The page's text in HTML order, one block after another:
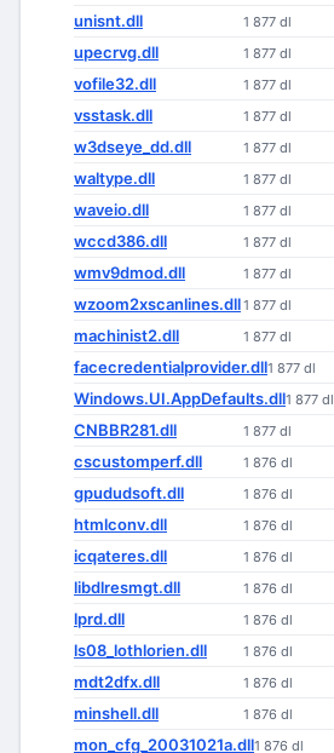
unisnt.dll 1 877 dl
upecrvg.dll 1 877 dl
vofile32.dll 1 877 dl
vsstask.dll 1 877 dl
w3dseye_dd.dll 1 877 dl
waltype.dll 1 877 dl
waveio.dll 1 877 dl
wccd386.dll 1 877 dl
wmv9dmod.dll 1 877 dl
wzoom2xscanlines.dll1 877 dl
machinist2.dll 1 877 dl
facecredentialprovider.dll1 877 dl
Windows.UI.AppDefaults.dll1 877 dl
CNBBR281.dll 1 877 dl
cscustomperf.dll 1 876 dl
gpududsoft.dll 1 876 dl
htmlconv.dll 1 876 dl
icqateres.dll 1 876 dl
libdlresmgt.dll 1 876 dl
lprd.dll 1 876 dl
ls08_lothlorien.dll 1 876 dl
mdt2dfx.dll 1 876 dl
minshell.dll 1 876 dl
mon_cfg_20031021a.dll1 876 dl